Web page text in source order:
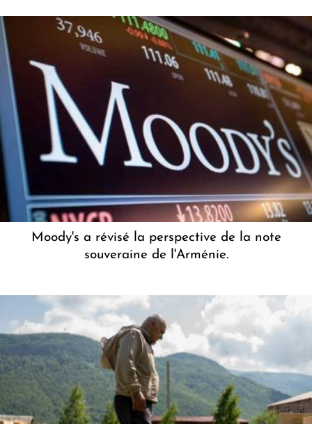
Moody's a révisé la perspective de la note
souveraine de l'Arménie.